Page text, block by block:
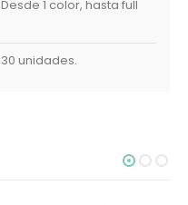
Desde 1 color, hasta full
30 unidades.